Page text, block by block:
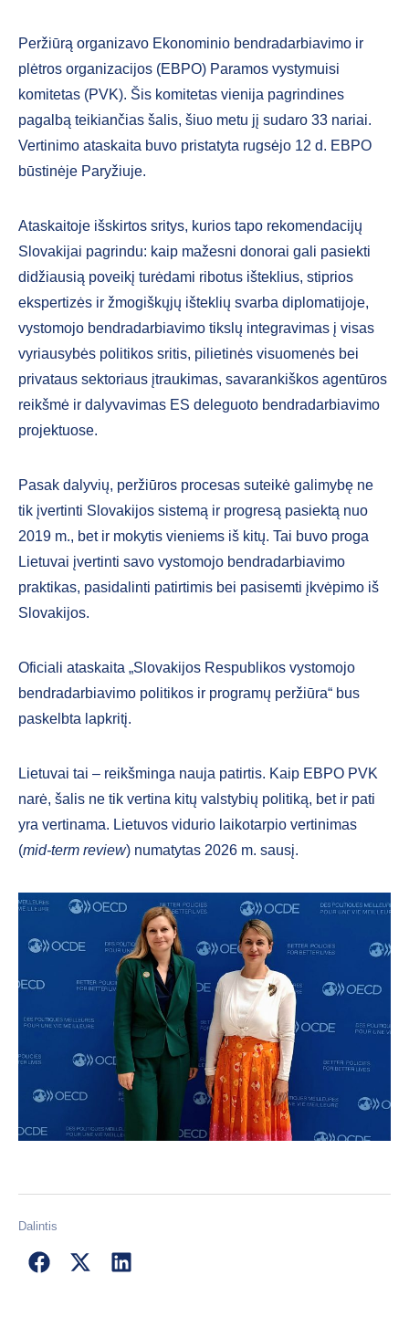
Peržiūrą organizavo Ekonominio bendradarbiavimo ir
plėtros organizacijos (EBPO) Paramos vystymuisi
komitetas (PVK). Šis komitetas vienija pagrindines
pagalbą teikiančias šalis, šiuo metu jį sudaro 33 nariai.
Vertinimo ataskaita buvo pristatyta rugsėjo 12 d. EBPO
būstinėje Paryžiuje.
Ataskaitoje išskirtos sritys, kurios tapo rekomendacijų
Slovakijai pagrindu: kaip mažesni donorai gali pasiekti
didžiausią poveikį turėdami ribotus išteklius, stiprios
ekspertizės ir žmogiškųjų išteklių svarba diplomatijoje,
vystomojo bendradarbiavimo tikslų integravimas į visas
vyriausybės politikos sritis, pilietinės visuomenės bei
privataus sektoriaus įtraukimas, savarankiškos agentūros
reikšmė ir dalyvavimas ES deleguoto bendradarbiavimo
projektuose.
Pasak dalyvių, peržiūros procesas suteikė galimybę ne
tik įvertinti Slovakijos sistemą ir progresą pasiektą nuo
2019 m., bet ir mokytis vieniems iš kitų. Tai buvo proga
Lietuvai įvertinti savo vystomojo bendradarbiavimo
praktikas, pasidalinti patirtimis bei pasisemti įkvėpimo iš
Slovakijos.
Oficiali ataskaita „Slovakijos Respublikos vystomojo
bendradarbiavimo politikos ir programų peržiūra“ bus
paskelbta lapkritį.
Lietuvai tai – reikšminga nauja patirtis. Kaip EBPO PVK
narė, šalis ne tik vertina kitų valstybių politiką, bet ir pati
yra vertinama. Lietuvos vidurio laikotarpio vertinimas
(mid-term review) numatytas 2026 m. sausį.
Dalintis